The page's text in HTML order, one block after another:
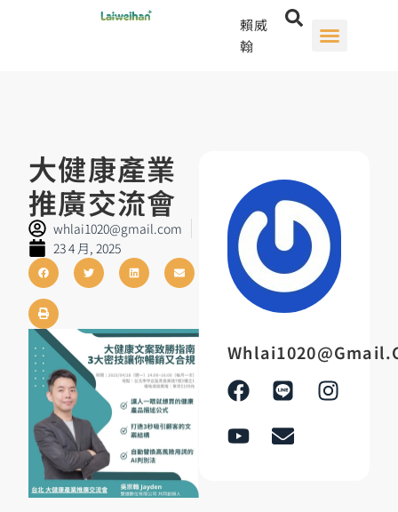
賴威
翰
大健康產業
推廣交流會
whlai1020@gmail.com
23 4 月, 2025